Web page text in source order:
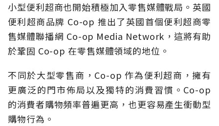
小型便利超商也開始積極加入零售媒體戰局。英國
便利超商品牌 Co-op 推出了英國首個便利超商零
售媒體聯播網 Co-op Media Network，這將有助
於鞏固 Co-op 在零售媒體領域的地位。
不同於大型零售商，Co-op 作為便利超商，擁有
更廣泛的門市佈局以及獨特的消費習慣。Co-op
的消費者購物頻率普遍更高，也更容易產生衝動型
購物行為。